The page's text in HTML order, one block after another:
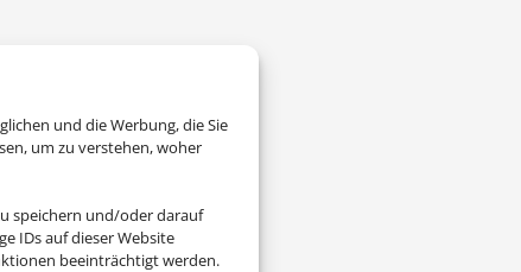
und die Werbung, die Sie
um zu verstehen, woher
speichern und/oder darauf
IDs auf dieser Website
beeinträchtigt werden.